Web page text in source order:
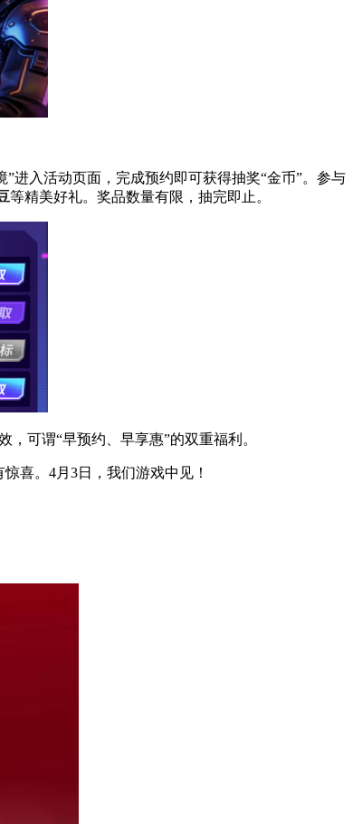
进入活动页面，完成预约即可获得抽奖“金币”。参与
等精美好礼。奖品数量有限，抽完即止。
可谓“早预约、早享惠”的双重福利。
喜。4月3日，我们游戏中见！